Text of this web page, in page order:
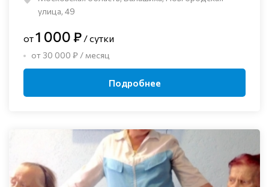
улица, 49
от1 000 ₽ / сутки
от 30 000 ₽ / месяц
Подробнее